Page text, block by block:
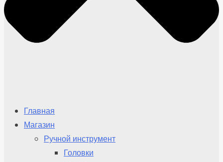
Главная
Магазин
Ручной инструмент
Головки